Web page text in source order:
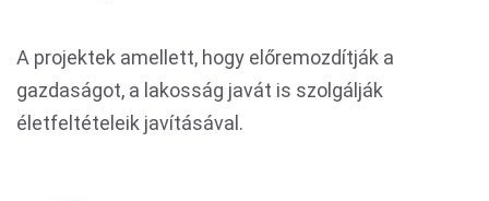
A projektek amellett, hogy előremozdítják a
gazdaságot, a lakosság javát is szolgálják
életfeltételeik javításával.